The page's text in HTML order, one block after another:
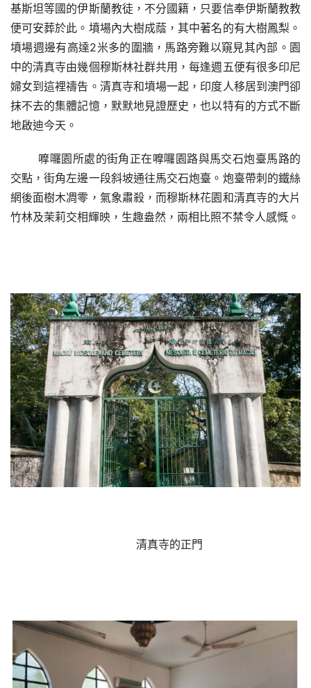
基斯坦等國的伊斯蘭教徒，不分國籍，只要信奉伊斯蘭教教
便可安葬於此。墳場內大樹成蔭，其中著名的有大樹鳳梨。
墳場週邊有高達2米多的圍牆，馬路旁難以窺見其內部。園
中的清真寺由幾個穆斯林社群共用，每逢週五便有很多印尼
婦女到這裡禱告。清真寺和墳場一起，印度人移居到澳門卻
抹不去的集體記憶，默默地見證歷史，也以特有的方式不斷
地啟迪今天。
嚤囉園所處的街角正在嚤囉園路與馬交石炮臺馬路的
交點，街角左邊一段斜坡通往馬交石炮臺。炮臺帶刺的鐵絲
網後面樹木凋零，氣象肅殺，而穆斯林花園和清真寺的大片
竹林及茉莉交相輝映，生趣盎然，兩相比照不禁令人感慨。
	清真寺的正門